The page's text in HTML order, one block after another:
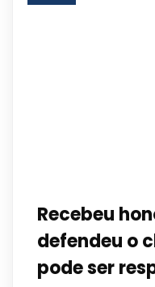
Recebeu
defendeu o
pode ser